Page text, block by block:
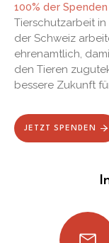
100% der Spenden
Tierschutzarbeit in
der Schweiz
ehrenamtlich,
den Tieren
bessere Zukunft
JETZT SPENDEN